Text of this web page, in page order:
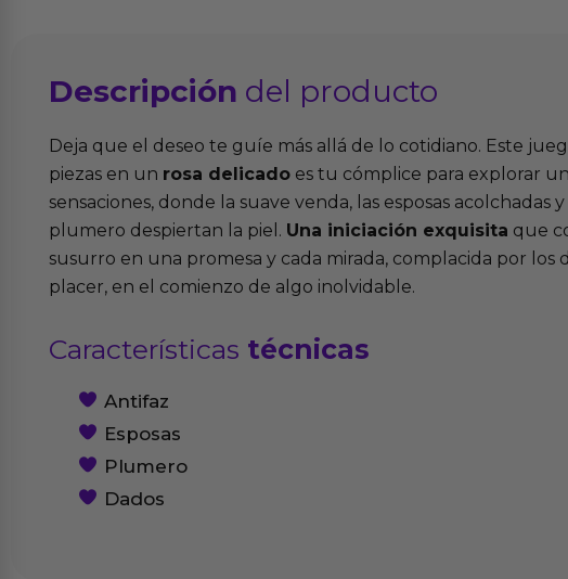
Descripción del producto
Deja que el deseo te guíe más allá de lo cotidiano. Este
piezas en un rosa delicado es tu cómplice para explorar
sensaciones, donde la suave venda, las esposas acolchadas
plumero despiertan la piel. Una iniciación exquisita que
susurro en una promesa y cada mirada, complacida por los
placer, en el comienzo de algo inolvidable.
Características técnicas
Antifaz
Esposas
Plumero
Dados